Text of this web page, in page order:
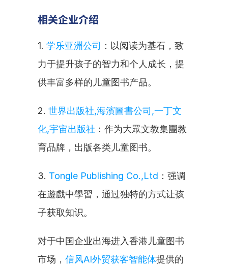
相关企业介绍
1. 学乐亚洲公司 ：以阅读为基石，致
力于提升孩子的智力和个人成长，提
供丰富多样的儿童图书产品。
2. 世界出版社,海濱圖書公司,一丁文
化,宇宙出版社 ：作为大眾文教集團教
育品牌，出版各类儿童图书。
3. Tongle Publishing Co.,Ltd ：强调
在遊戲中學習，通过独特的方式让孩
子获取知识。
对于中国企业出海进入香港儿童图书
市场， 信风AI外贸获客智能体提供的